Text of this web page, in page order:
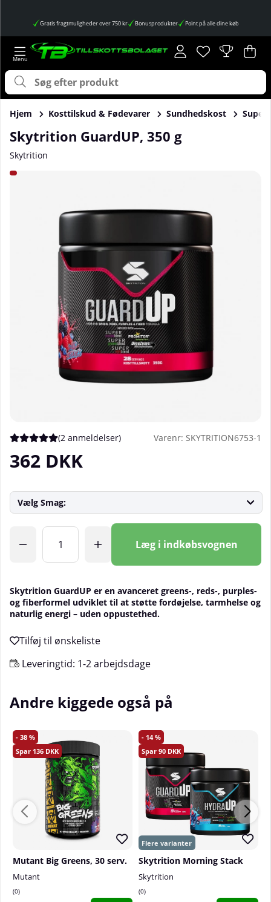
Gratis fragtmuligheder over 750 kr Bonusprodukter Point på alle dine køb
Ønskeliste
Antal på
. .
Hjem Kosttilskud & Fødevarer Sundhedskost
Skytrition GuardUP, 350 g
Skytrition
Produktbilleder Skytrition GuardUP, 350 g
Gennemsnitlig vurdering 5 ud af 5 Antal vurderinger 2
(2 anmeldelser) Varenr: SKYTRITION6753-1
362 DKK
Vælg Smag:
Læg i indkøbsvognen
Skytrition GuardUP er en avanceret greens-, reds-, purples-
og fiberformel udviklet til at støtte fordøjelse, tarmhelse og
naturlig energi – uden oppustethed.
Leveringtid: 1-2 arbejdsdage
Andre kiggede også på
38
136
Mutant Big Greens, 30 serv.
Mutant
0
14
90
Skytrition Morning Stack
Skytrition
0